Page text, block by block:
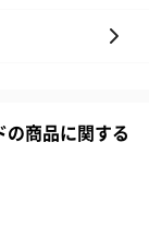
の商品に関する